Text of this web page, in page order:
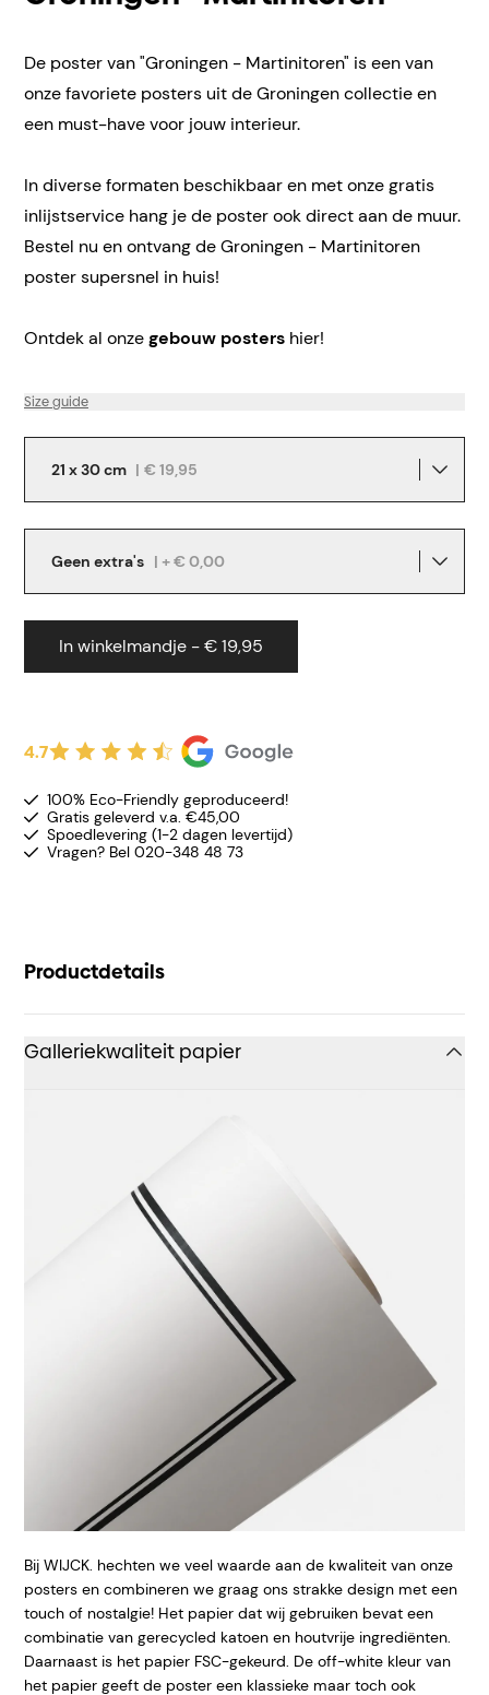
De poster van "Groningen - Martinitoren" is een van
onze favoriete posters uit de Groningen collectie en
een must-have voor jouw interieur.
In diverse formaten beschikbaar en met onze gratis
inlijstservice hang je de poster ook direct aan de muur.
Bestel nu en ontvang de Groningen - Martinitoren
poster supersnel in huis!
Ontdek al onzegebouw posters hier!
Size guide
21 x 30 cm | € 19,95
Geen extra's | + € 0,00
In winkelmandje - € 19,95
4.7
100% Eco-Friendly geproduceerd!
Gratis geleverd v.a. €45,00
Spoedlevering (1-2 dagen levertijd)
Vragen? Bel 020-348 48 73
Productdetails
Galleriekwaliteit papier
Bij WIJCK. hechten we veel waarde aan de kwaliteit van onze
posters en combineren we graag ons strakke design met een
touch of nostalgie! Het papier dat wij gebruiken bevat een
combinatie van gerecycled katoen en houtvrije ingrediënten.
Daarnaast is het papier FSC-gekeurd. De off-white kleur van
het papier geeft de poster een klassieke maar toch ook